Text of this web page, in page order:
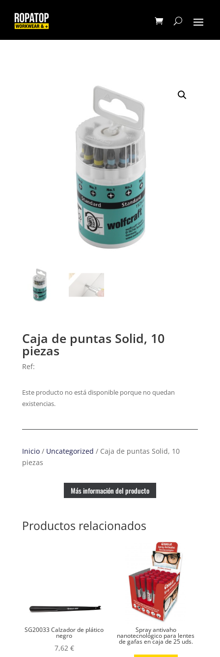
Caja de puntas Solid, 10
piezas
Ref:
Este producto no está disponible porque no quedan
existencias.
Inicio/ Uncategorized / Caja de puntas Solid, 10
piezas
Más información del producto
Productos relacionados
SG20033 Calzador de plático
negro
7,62 €
Spray antivaho
nanotecnológico para lentes
de gafas en caja de 25 uds.